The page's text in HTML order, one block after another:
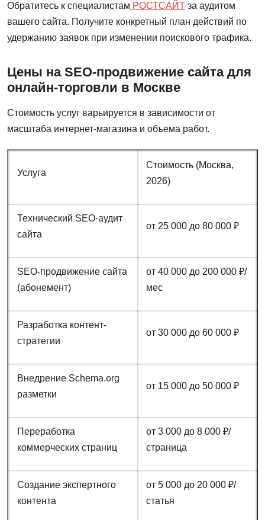
Обратитесь к специалистам РОСТСАЙТ за аудитом
вашего сайта. Получите конкретный план действий по
удержанию заявок при изменении поискового трафика.
Цены на SEO-продвижение сайта для
онлайн-торговли в Москве
Стоимость услуг варьируется в зависимости от
масштаба интернет-магазина и объема работ.
Услуга
Стоимость (Москва,
2026)
Технический SEO-аудит
сайта
от 25 000 до 80 000 ₽
SEO-продвижение сайта
(абонемент)
от 40 000 до 200 000 ₽/
мес
Разработка контент-
стратегии
от 30 000 до 60 000 ₽
Внедрение Schema.org
разметки
от 15 000 до 50 000 ₽
Переработка
коммерческих страниц
от 3 000 до 8 000 ₽/
страница
Создание экспертного
контента
от 5 000 до 20 000 ₽/
статья